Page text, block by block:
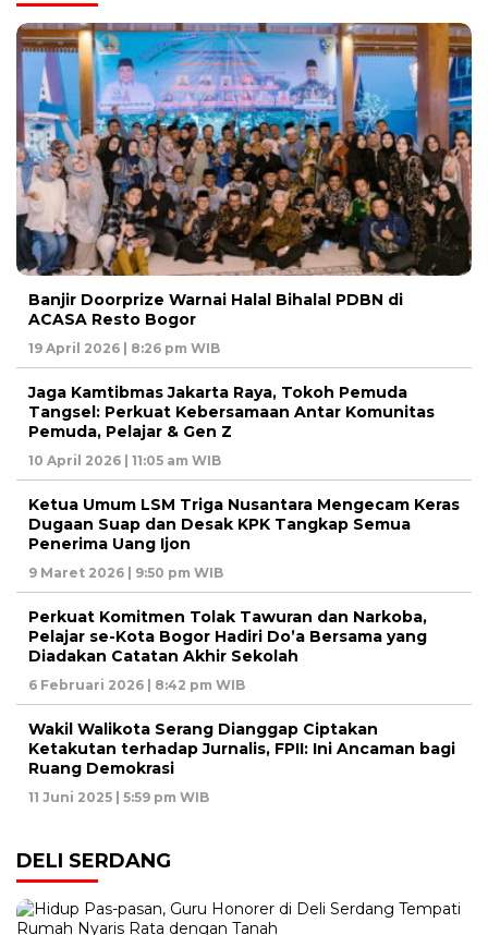
Banjir Doorprize Warnai Halal Bihalal PDBN di
ACASA Resto Bogor
19 April 2026 | 8:26 pm WIB
Jaga Kamtibmas Jakarta Raya, Tokoh Pemuda
Tangsel: Perkuat Kebersamaan Antar Komunitas
Pemuda, Pelajar & Gen Z
10 April 2026 | 11:05 am WIB
Ketua Umum LSM Triga Nusantara Mengecam Keras
Dugaan Suap dan Desak KPK Tangkap Semua
Penerima Uang Ijon
9 Maret 2026 | 9:50 pm WIB
Perkuat Komitmen Tolak Tawuran dan Narkoba,
Pelajar se-Kota Bogor Hadiri Do’a Bersama yang
Diadakan Catatan Akhir Sekolah
6 Februari 2026 | 8:42 pm WIB
Wakil Walikota Serang Dianggap Ciptakan
Ketakutan terhadap Jurnalis, FPII: Ini Ancaman bagi
Ruang Demokrasi
11 Juni 2025 | 5:59 pm WIB
DELI SERDANG